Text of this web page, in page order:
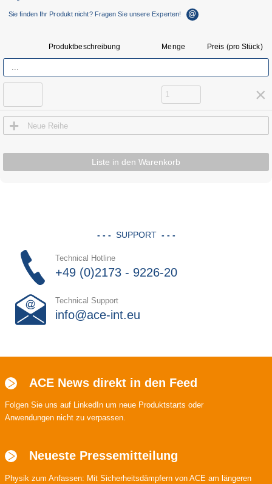
ebiz@ace-int.eu
4019 Nicole Szeja
Sie finden Ihr Produkt nicht? Fragen Sie unsere Experten!
Produktbeschreibung Menge Preis (pro Stück)
×
+ Neue Reihe
Liste in den Warenkorb
Technical Hotline
+49 (0)2173 - 9226-20
- - - SUPPORT - - -
Technical Support
info@ace-int.eu
ACE News direkt in den Feed
Folgen Sie uns auf LinkedIn um neue Produktstarts oder
Anwendungen nicht zu verpassen.
Neueste Pressemitteilung
Physik zum Anfassen: Mit Sicherheitsdämpfern von ACE am längeren